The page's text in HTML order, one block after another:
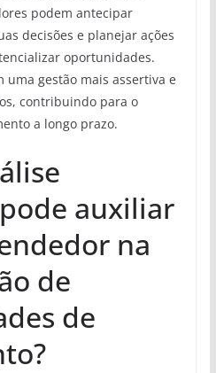
podem antecipar
decisões e planejar ações
oportunidades.
uma gestão mais assertiva e
contribuindo para o
a longo prazo.
auxiliar
na
de
de